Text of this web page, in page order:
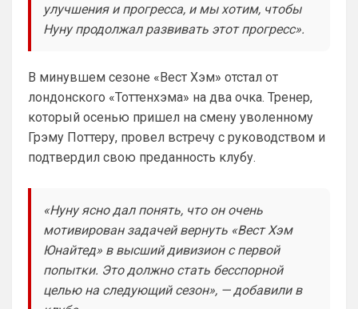
улучшения и прогресса, и мы хотим, чтобы
Нуну продолжал развивать этот прогресс».
В минувшем сезоне «Вест Хэм» отстал от
лондонского «Тоттенхэма» на два очка. Тренер,
который осенью пришел на смену уволенному
Грэму Поттеру, провел встречу с руководством и
подтвердил свою преданность клубу.
«Нуну ясно дал понять, что он очень
мотивирован задачей вернуть «Вест Хэм
Юнайтед» в высший дивизион с первой
попытки. Это должно стать бесспорной
целью на следующий сезон», — добавили в
Ответ для Аристократ
Как там дела с трансфером Роджерса ?Или
взяли. Винисиуса лишь, наверное ты
хочешь получить, надеюсь в Челси
такой бредовой идеей не страдают. Что
касается Роджерса, то сумма трансфера
и сам футболист, явно переоценен,
поэтому не потеря. Поверь, товарищ, все
Аристократ• 20:28
Ответ для Канонир
Отмечу сразу, что мы тоже через это
прошли, ужасное время было трансферов,
после Венгера, но и сейчас нет надежды,
что в
Мы что и умели всегда так это покупать
и продавать …не всегда это было к месту